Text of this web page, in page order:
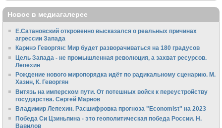
Новое в медиагалерее
Е.Сатановский откровенно высказался о реальных причинах
агрессии Запада
Каринэ Геворгян: Мир будет разворачиваться на 180 градусов
Цель Запада - не промышленная революция, а захват ресурсов.
Лепехин
Рождение нового миропорядка идёт по радикальному сценарию. М.
Хазин, К. Геворгян
Витязь на имперском пути. От потешных войск к переустройству
государства. Сергей Марнов
Владимир Лепехин. Расшифровка прогноза "Economist" на 2023
Победа Си Цзиньпина - это геополитическая победа России. Н.
Вавилов